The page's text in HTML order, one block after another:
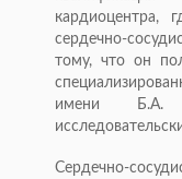
кардиоцентра,
сердечно-
тому, что он
имени Б.А.
Сердечно-